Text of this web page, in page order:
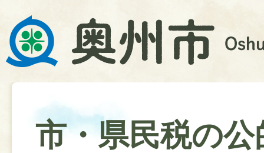
市・県民税の公